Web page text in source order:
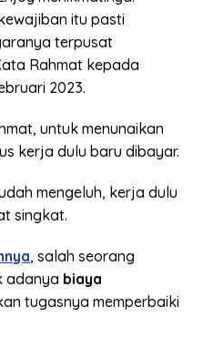
itu pasti
terpusat
Rahmat kepada
2023.
untuk menunaikan
kerja dulu baru dibayar.
mengeluh, kerja dulu
singkat.
, salah seorang
adanya biaya
tugasnya memperbaiki